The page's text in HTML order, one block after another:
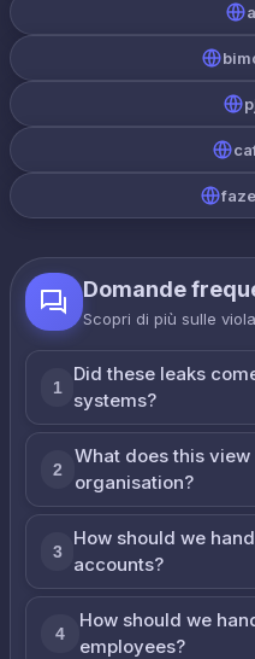
Domande
Scopri di più sulle
1
Did these leaks
systems?
2
What does this
organisation?
3
How should we
accounts?
4
How should we
employees?